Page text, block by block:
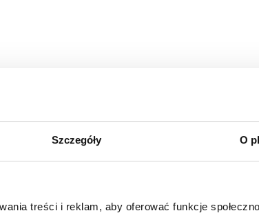
Szczegóły O
treści i reklam, aby oferować funkcje
MODIVO debiutuje w Austrii i Słowenii
– multibrandowa platforma jest już dostępna na 15
prowadzi sprzedaż online e-commerce z modą
to obszar, na którym branża…